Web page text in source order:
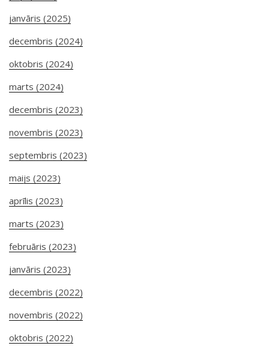
janvāris (2025)
decembris (2024)
oktobris (2024)
marts (2024)
decembris (2023)
novembris (2023)
septembris (2023)
maijs (2023)
aprīlis (2023)
marts (2023)
februāris (2023)
janvāris (2023)
decembris (2022)
novembris (2022)
oktobris (2022)